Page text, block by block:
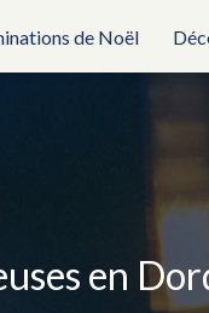
de Noël
en